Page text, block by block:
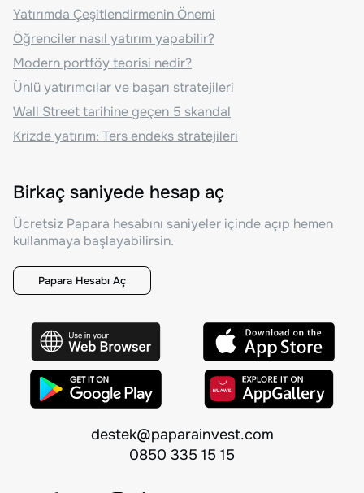
Yatırımda Çeşitlendirmenin Önemi
Öğrenciler nasıl yatırım yapabilir?
Modern portföy teorisi nedir?
Ünlü yatırımcılar ve başarı stratejileri
Wall Street tarihine geçen 5 skandal
Krizde yatırım: Ters endeks stratejileri
Birkaç saniyede hesap aç
Ücretsiz Papara hesabını saniyeler içinde açıp hemen
kullanmaya başlayabilirsin.
Papara Hesabı Aç
destek@paparainvest.com
0850 335 15 15